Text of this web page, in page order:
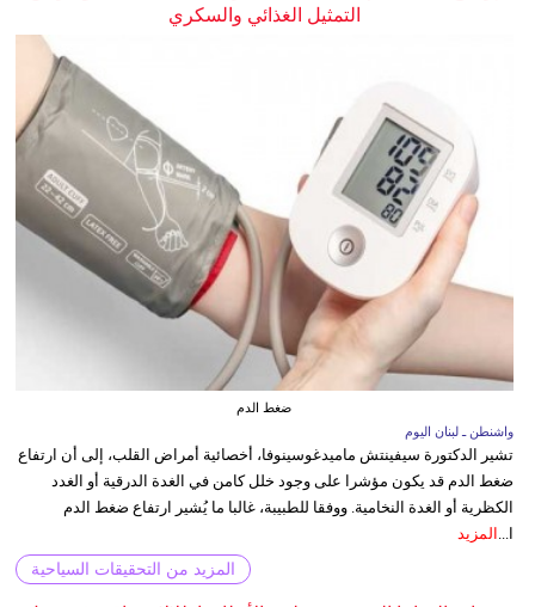
التمثيل الغذائي والسكري
ضغط الدم
واشنطن ـ لبنان اليوم
تشير الدكتورة سيفينتش ماميدغوسينوفا، أخصائية أمراض القلب، إلى أن ارتفاع
ضغط الدم قد يكون مؤشرا على وجود خلل كامن في الغدة الدرقية أو الغدد
الكظرية أو الغدة النخامية. ووفقا للطبيبة، غالبا ما يُشير ارتفاع ضغط الدم
ا... المزيد
المزيد من التحقيقات السياحية